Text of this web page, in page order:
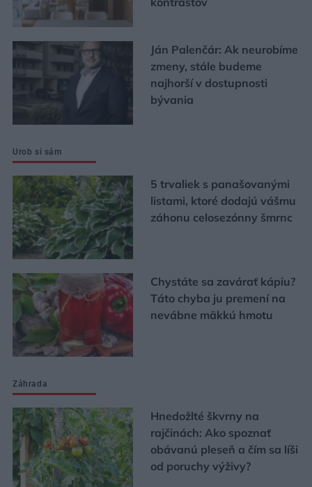
Ján Palenčár: Ak neurobíme
zmeny, stále budeme
najhorší v dostupnosti
bývania
Urob si sám
5 trvaliek s panašovanými
listami, ktoré dodajú vášmu
záhonu celosezónny šmrnc
Chystáte sa zavárať kápiu?
Táto chyba ju premení na
nevábne mäkkú hmotu
Záhrada
Hnedožlté škvrny na
rajčinách: Ako spoznať
obávanú pleseň a čím sa líši
od poruchy výživy?